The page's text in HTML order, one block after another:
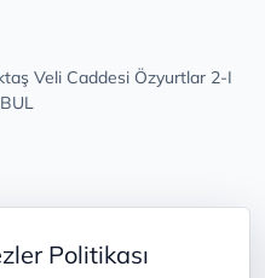
Politikası
Veli Caddesi Özyurtlar 2-I